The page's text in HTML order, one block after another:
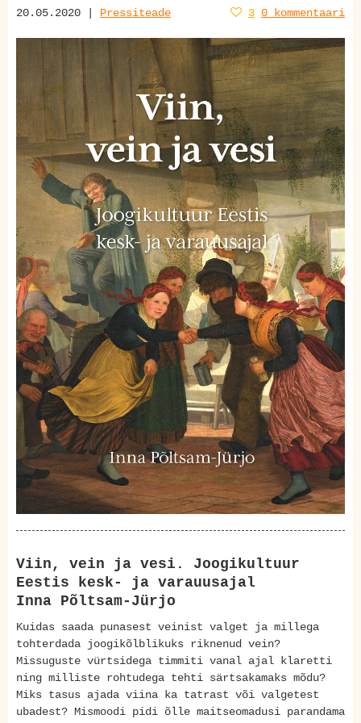
20.05.2020 | Pressiteade 3 0 kommentaari
Viin, vein ja vesi. Joogikultuur
Eestis kesk- ja varauusajal
Inna Põltsam-Jürjo
Kuidas saada punasest veinist valget ja millega
tohterdada joogikõlblikuks riknenud vein?
Missuguste vürtsidega timmiti vanal ajal klaretti
ning milliste rohtudega tehti särtsakamaks mõdu?
Miks tasus ajada viina ka tatrast või valgetest
ubadest? Mismoodi pidi õlle maitseomadusi parandama